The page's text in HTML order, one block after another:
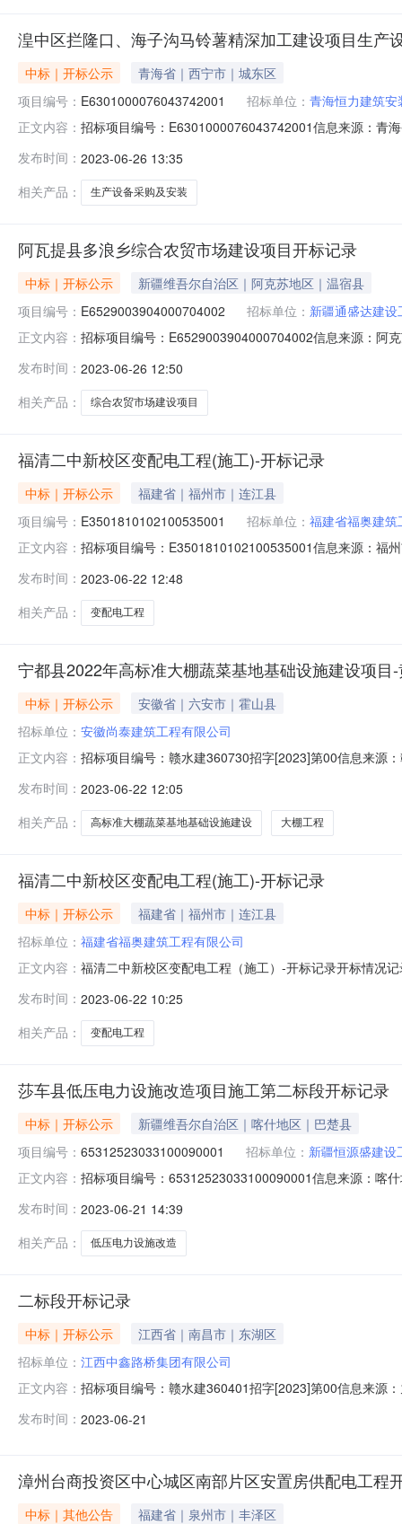
湟中区拦隆口、海子沟马铃薯精深加工建设项目生产
中标｜开标公示
青海省｜西宁市｜城东区
项目编号： E6301000076043742001 招标单位： 青海恒力建筑
正文内容： 招标项目编号：E6301000076043742001信息来源：青
称:青海恒力建筑安装工程有限公司;项目负责人:;报价
发布时间： 2023-06-26 13:35
相关产品：
生产设备采购及安装
阿瓦提县多浪乡综合农贸市场建设项目开标记录
中标｜开标公示
新疆维吾尔自治区｜阿克苏地区｜温宿县
项目编号： E6529003904000704002 招标单位： 新疆通盛达建
正文内容： 招标项目编号：E6529003904000704002信息来源：阿
价:5876644.32元/%;工期:90日历天;质量要求:合格;保证
发布时间： 2023-06-26 12:50
相关产品：
综合农贸市场建设项目
福清二中新校区变配电工程(施工)-开标记录
中标｜开标公示
福建省｜福州市｜连江县
项目编号： E3501810102100535001 招标单位： 福建省福奥建
正文内容： 招标项目编号：E3501810102100535001信息来源：福
章打印福清二中新校区变配电工程（施工）（项目名称
发布时间： 2023-06-22 12:48
相关产品：
变配电工程
宁都县2022年高标准大棚蔬菜基地基础设施建设项
中标｜开标公示
安徽省｜六安市｜霍山县
招标单位： 安徽尚泰建筑工程有限公司
正文内容： 招标项目编号：赣水建360730招字[2023]第00信息来源
限公司;项目负责人:;报价:0.00元/%;工期:日历天;质量要
发布时间： 2023-06-22 12:05
相关产品：
高标准大棚蔬菜基地基础设施建设 大棚工程
福清二中新校区变配电工程(施工)-开标记录
中标｜开标公示
福建省｜福州市｜连江县
招标单位： 福建省福奥建筑工程有限公司
正文内容： 福清二中新校区变配电工程（施工）-开标记录开标情况
解密情况备注211福建省福奥建筑工程有限公司
发布时间： 2023-06-22 10:25
相关产品：
变配电工程
莎车县低压电力设施改造项目施工第二标段开标记录
中标｜开标公示
新疆维吾尔自治区｜喀什地区｜巴楚县
项目编号： 65312523033100090001 招标单位： 新疆恒源盛建设
正文内容： 招标项目编号：65312523033100090001信息来源：喀
量要求:;保证金金额:0.00元,投标文件递交时间
发布时间： 2023-06-21 14:39
相关产品：
低压电力设施改造
二标段开标记录
中标｜开标公示
江西省｜南昌市｜东湖区
招标单位： 江西中鑫路桥集团有限公司
正文内容： 招标项目编号：赣水建360401招字[2023]第00信息来源
交时间:未上传,投标人名称:江西江淼建筑工程有限公司;
发布时间： 2023-06-21
漳州台商投资区中心城区南部片区安置房供配电工程
中标｜其他公告
福建省｜泉州市｜丰泽区